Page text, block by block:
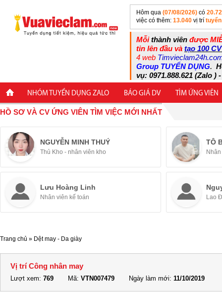
Hôm qua (07/08/2026) có
việc có thêm: 13.040 vị trí
Mỗithành viên được
tin lên đầu và tạo 100
4 web
Group TUYỂN DỤNG.
vụ: 0971.888.621 (Zalo )
NHÓM TUYỂN DỤNG ZALO BÁO GIÁ DV TÌM ỨNG VIÊN
HỒ SƠ VÀ CV ỨNG VIÊN TÌM VIỆC MỚI NHẤT
NGUYỄN MINH THUÝ
Thủ Kho - nhân viên kho
TÔ
Lưu Hoàng Linh
Nhân viên kế toán Lao
Trang chủ » Dệt may - Da giày
Vị trí Công nhân may
Lượt xem: 769 Mã: VTN007479 Ngày làm mới: 11/10/2019